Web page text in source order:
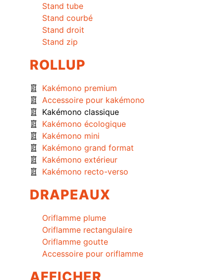
Stand tube
Stand courbé
Stand droit
Stand zip
ROLLUP
Kakémono premium
Accessoire pour kakémono
Kakémono classique
Kakémono écologique
Kakémono mini
Kakémono grand format
Kakémono extérieur
Kakémono recto-verso
DRAPEAUX
Oriflamme plume
Oriflamme rectangulaire
Oriflamme goutte
Accessoire pour oriflamme